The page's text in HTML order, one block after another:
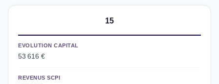
15
EVOLUTION CAPITAL
53 616 €
REVENUS SCPI